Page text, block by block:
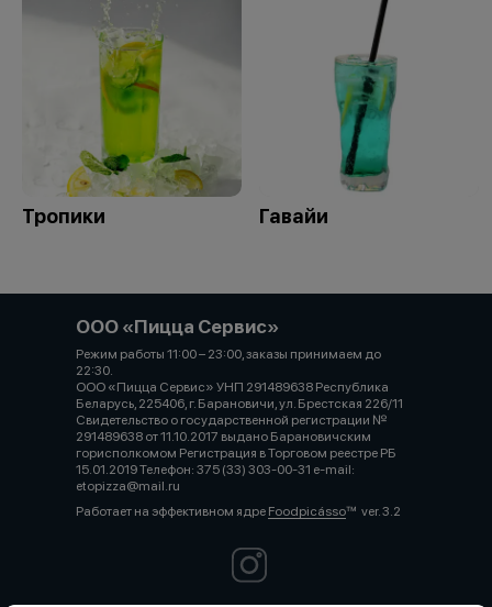
Тропики Гавайи
ООО «Пицца Сервис»
Режим работы 11:00 – 23:00, заказы принимаем до
22:30.⠀⠀⠀⠀⠀⠀⠀⠀⠀⠀⠀⠀⠀⠀⠀⠀⠀⠀⠀⠀⠀⠀⠀⠀⠀⠀⠀⠀⠀⠀⠀⠀⠀⠀⠀⠀⠀⠀
ООО «Пицца Сервис» УНП 291489638 Республика
Беларусь, 225406, г. Барановичи, ул. Брестская 226/11
Свидетельство о государственной регистрации №
291489638 от 11.10.2017 выдано Барановичским
горисполкомом Регистрация в Торговом реестре РБ
15.01.2019 Телефон: 375 (33) 303-00-31 e-mail:
etopizza@mail.ru
Работает на эффективном ядре Foodpicássover. 3.2